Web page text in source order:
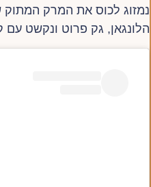
נמזוג לכוס את המרק
הלונגאן, גק פרוט ונקשט עם